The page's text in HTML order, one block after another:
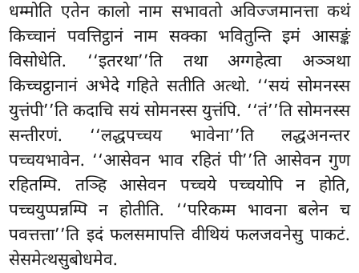
धम्मोति एतेन कालो नाम सभावतो अविज्जमानत्ता कथं
किच्चानं पवत्तिट्ठानं नाम सक्का भवितुन्ति इमं आसङ्कं
विसोधेति. ‘‘इतरथा’’ति तथा अग्गहेत्वा अञ्ञथा
किच्चट्ठानानं अभेदे गहिते सतीति अत्थो. ‘‘सयं सोमनस्स
युत्तंपी’’ति कदाचि सयं सोमनस्स युत्तंपि. ‘‘तं’’ति सोमनस्स
सन्तीरणं. ‘‘लद्धपच्चय भावेना’’ति लद्धअनन्तर
पच्चयभावेन. ‘‘आसेवन भाव रहितं पी’’ति आसेवन गुण
रहितम्पि. तञ्हि आसेवन पच्चये पच्चयोपि न होति,
पच्चयुप्पन्नम्पि न होतीति. ‘‘परिकम्म भावना बलेन च
पवत्तत्ता’’ति इदं फलसमापत्ति वीथियं फलजवनेसु पाकटं.
सेसमेत्थसुबोधमेव.